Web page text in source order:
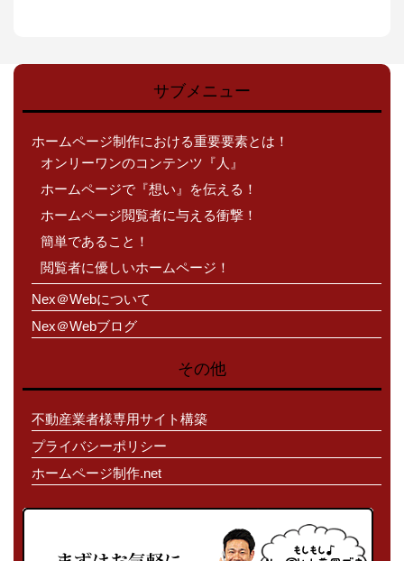
サブメニュー
ホームページ制作における重要要素とは！
オンリーワンのコンテンツ『人』
ホームページで『想い』を伝える！
ホームページ閲覧者に与える衝撃！
簡単であること！
閲覧者に優しいホームページ！
Nex＠Webについて
Nex＠Webブログ
その他
不動産業者様専用サイト構築
プライバシーポリシー
ホームページ制作.net